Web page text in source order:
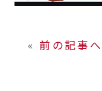
« 前の記事へ